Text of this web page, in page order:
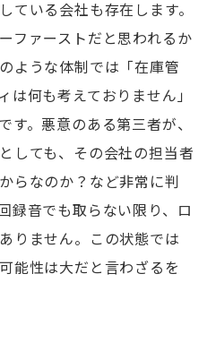
ている会社も存在します。
ファーストだと思われるか
ような体制では「在庫管
は何も考えておりません」
す。悪意のある第三者が、
しても、その会社の担当者
らなのか？など非常に判
録音でも取らない限り、ロ
りません。この状態では
能性は大だと言わざるを